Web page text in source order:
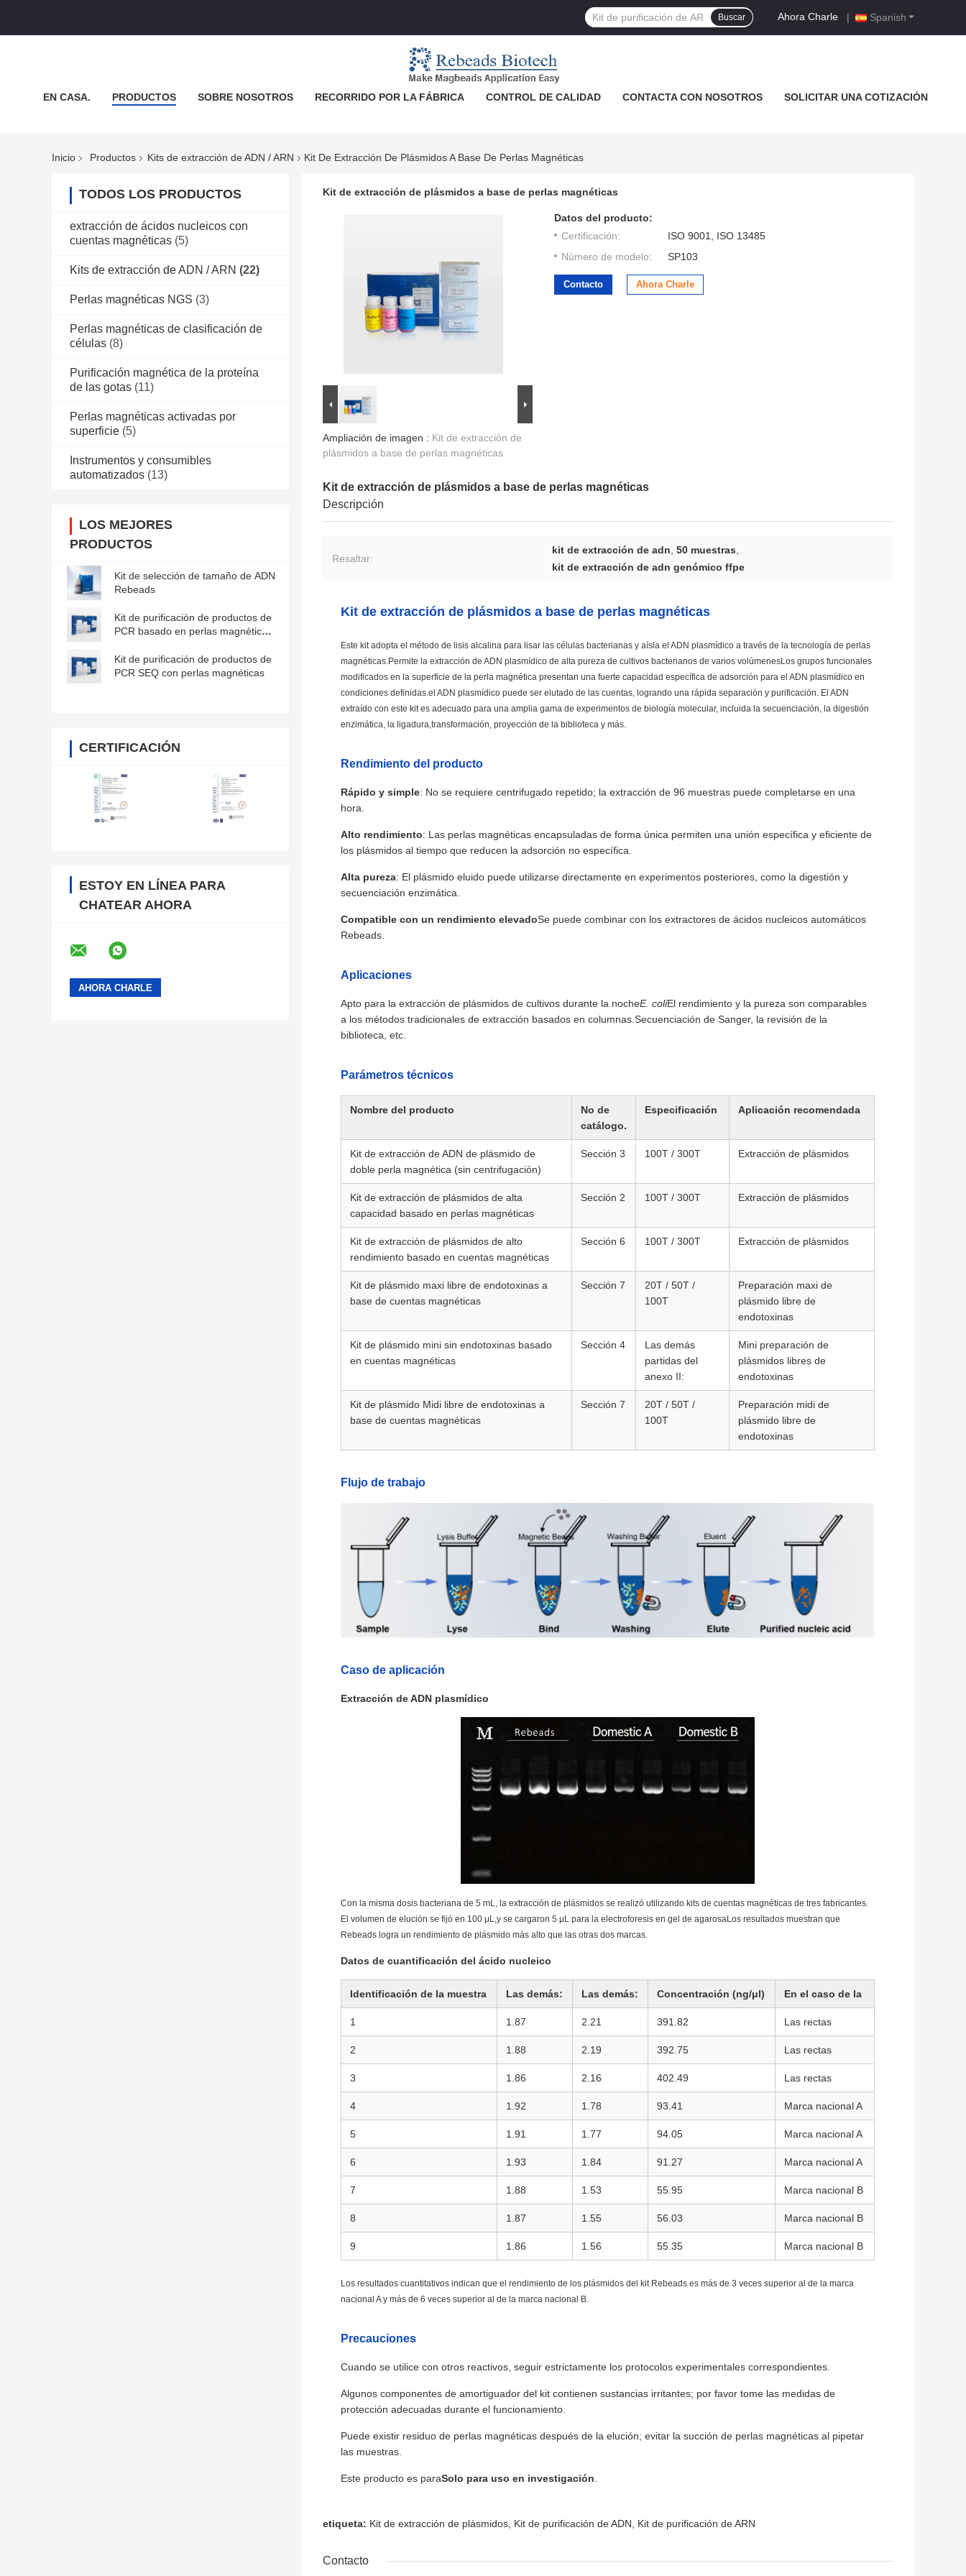
Spanish
Ahora Charle |
Buscar
EN CASA. PRODUCTOS SOBRE NOSOTROS RECORRIDO POR LA FÁBRICA CONTROL DE CALIDAD CONTACTA CON NOSOTROS SOLICITAR UNA COTIZACIÓN
Inicio Productos Kits de extracción de ADN / ARN Kit De Extracción De Plásmidos A Base De Perlas Magnéticas
TODOS LOS PRODUCTOS
extracción de ácidos nucleicos con
cuentas magnéticas (5)
Kits de extracción de ADN / ARN (22)
Perlas magnéticas NGS (3)
Perlas magnéticas de clasificación de
células (8)
Purificación magnética de la proteína
de las gotas (11)
Perlas magnéticas activadas por
superficie (5)
Instrumentos y consumibles
automatizados (13)
LOS MEJORES
PRODUCTOS
Kit de selección de tamaño de ADN
Rebeads
Kit de purificación de productos de
PCR basado en perlas magnéticas
Kit de purificación de productos de
PCR SEQ con perlas magnéticas
CERTIFICACIÓN
ESTOY EN LÍNEA PARA
CHATEAR AHORA
Kit de extracción de plásmidos a base de perlas magnéticas
Ampliación de imagen : Kit de extracción de
plásmidos a base de perlas magnéticas
Datos del producto:
Certificación:
ISO 9001, ISO 13485
Número de modelo:
SP103
Contacto Ahora Charle
Kit de extracción de plásmidos a base de perlas magnéticas
Descripción
Resaltar:
kit de extracción de adn, 50 muestras,
kit de extracción de adn genómico ffpe
Kit de extracción de plásmidos a base de perlas magnéticas
Este kit adopta el método de lisis alcalina para lisar las células bacterianas y aísla el ADN plasmídico a través de la tecnología de perlas
magnéticas.Permite la extracción de ADN plasmídico de alta pureza de cultivos bacterianos de varios volúmenesLos grupos funcionales
modificados en la superficie de la perla magnética presentan una fuerte capacidad específica de adsorción para el ADN plasmídico en
condiciones definidas.el ADN plasmídico puede ser elutado de las cuentas, logrando una rápida separación y purificación. El ADN
extraído con este kit es adecuado para una amplia gama de experimentos de biología molecular, incluida la secuenciación, la digestión
enzimática, la ligadura,transformación, proyección de la biblioteca y más.
Rendimiento del producto
Rápido y simple: No se requiere centrifugado repetido; la extracción de 96 muestras puede completarse en una
hora.
Alto rendimiento: Las perlas magnéticas encapsuladas de forma única permiten una unión específica y eficiente de
los plásmidos al tiempo que reducen la adsorción no específica.
Alta pureza: El plásmido eluido puede utilizarse directamente en experimentos posteriores, como la digestión y
secuenciación enzimática.
Compatible con un rendimiento elevadoSe puede combinar con los extractores de ácidos nucleicos automáticos
Rebeads.
Aplicaciones
Apto para la extracción de plásmidos de cultivos durante la nocheE. coliEl rendimiento y la pureza son comparables
a los métodos tradicionales de extracción basados en columnas.Secuenciación de Sanger, la revisión de la
biblioteca, etc.
Parámetros técnicos
Nombre del producto
No de
catálogo.
Especificación Aplicación recomendada
Kit de extracción de ADN de plásmido de
doble perla magnética (sin centrifugación)
Sección 3 100T / 300T Extracción de plásmidos
Kit de extracción de plásmidos de alta
capacidad basado en perlas magnéticas
Sección 2 100T / 300T Extracción de plásmidos
Kit de extracción de plásmidos de alto
rendimiento basado en cuentas magnéticas
Sección 6 100T / 300T Extracción de plásmidos
Kit de plásmido maxi libre de endotoxinas a
base de cuentas magnéticas
Sección 7
20T / 50T /
100T
Preparación maxi de
plásmido libre de
endotoxinas
Kit de plásmido mini sin endotoxinas basado
en cuentas magnéticas
Sección 4
Las demás
partidas del
anexo II:
Mini preparación de
plásmidos libres de
endotoxinas
Kit de plásmido Midi libre de endotoxinas a
base de cuentas magnéticas
Sección 7
20T / 50T /
100T
Preparación midi de
plásmido libre de
endotoxinas
Flujo de trabajo
Caso de aplicación
Extracción de ADN plasmídico
Con la misma dosis bacteriana de 5 mL, la extracción de plásmidos se realizó utilizando kits de cuentas magnéticas de tres fabricantes.
El volumen de elución se fijó en 100 μL,y se cargaron 5 μL para la electroforesis en gel de agarosaLos resultados muestran que
Rebeads logra un rendimiento de plásmido más alto que las otras dos marcas.
Datos de cuantificación del ácido nucleico
Identificación de la muestra Las demás: Las demás: Concentración (ng/μl) En el caso de la
1 1.87 2.21 391.82 Las rectas
2 1.88 2.19 392.75 Las rectas
3 1.86 2.16 402.49 Las rectas
4 1.92 1.78 93.41 Marca nacional A
5 1.91 1.77 94.05 Marca nacional A
6 1.93 1.84 91.27 Marca nacional A
7 1.88 1.53 55.95 Marca nacional B
8 1.87 1.55 56.03 Marca nacional B
9 1.86 1.56 55.35 Marca nacional B
Los resultados cuantitativos indican que el rendimiento de los plásmidos del kit Rebeads es más de 3 veces superior al de la marca
nacional A y más de 6 veces superior al de la marca nacional B.
Precauciones
Cuando se utilice con otros reactivos, seguir estrictamente los protocolos experimentales correspondientes.
Algunos componentes de amortiguador del kit contienen sustancias irritantes; por favor tome las medidas de
protección adecuadas durante el funcionamiento.
Puede existir residuo de perlas magnéticas después de la elución; evitar la succión de perlas magnéticas al pipetar
las muestras.
Este producto es paraSolo para uso en investigación
etiqueta: Kit de extracción de plásmidos Kit de purificación de ADN Kit de purificación de ARN
Contacto